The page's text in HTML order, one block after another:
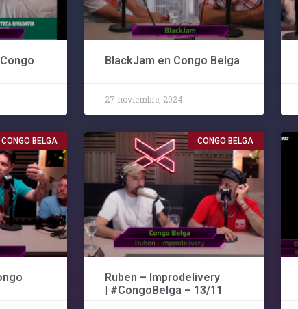
BlackJam en Congo Belga
27 noviembre, 2024
CONGO BELGA CONGO BELGA
Ruben – Improdelivery
| #CongoBelga – 13/11